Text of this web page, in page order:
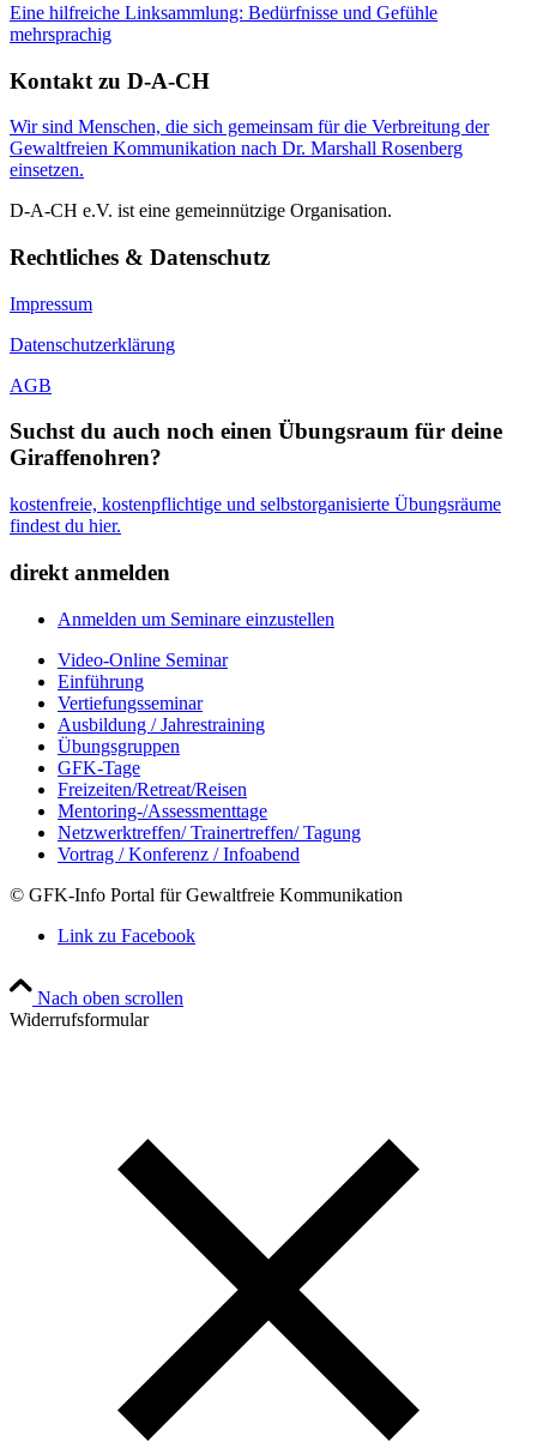
Eine hilfreiche Linksammlung: Bedürfnisse und Gefühle
mehrsprachig
Kontakt zu D-A-CH
Wir sind Menschen, die sich gemeinsam für die Verbreitung der
Gewaltfreien Kommunikation nach Dr. Marshall Rosenberg
einsetzen.
D-A-CH e.V. ist eine gemeinnützige Organisation.
Rechtliches & Datenschutz
Impressum
Datenschutzerklärung
AGB
Suchst du auch noch einen Übungsraum für deine
Giraffenohren?
kostenfreie, kostenpflichtige und selbstorganisierte Übungsräume
findest du hier.
direkt anmelden
Anmelden um Seminare einzustellen
Video-Online Seminar
Einführung
Vertiefungsseminar
Ausbildung / Jahrestraining
Übungsgruppen
GFK-Tage
Freizeiten/Retreat/Reisen
Mentoring-/Assessmenttage
Netzwerktreffen/ Trainertreffen/ Tagung
Vortrag / Konferenz / Infoabend
© GFK-Info Portal für Gewaltfreie Kommunikation
Link zu Facebook
Nach oben scrollen
Widerrufsformular